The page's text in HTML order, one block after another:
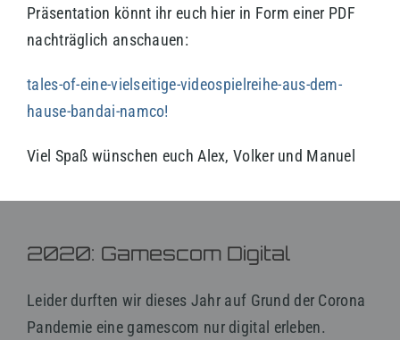
Präsentation könnt ihr euch hier in Form einer PDF
nachträglich anschauen:
tales-of-eine-vielseitige-videospielreihe-aus-dem-
hause-bandai-namco!
Viel Spaß wünschen euch Alex, Volker und Manuel
2020: Gamescom Digital
Leider durften wir dieses Jahr auf Grund der Corona
Pandemie eine gamescom nur digital erleben.